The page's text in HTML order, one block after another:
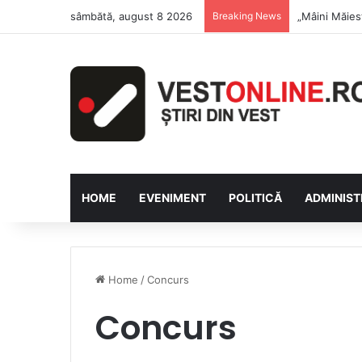
sâmbătă, august 8 2026 Breaking News Săptămâna
HOME EVENIMENT POLITICĂ
Home /Concurs
Concurs